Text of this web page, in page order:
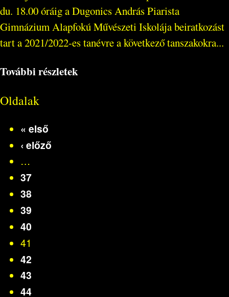
du. 18.00 óráig a Dugonics András Piarista
Gimnázium Alapfokú Művészeti Iskolája beiratkozást
tart a 2021/2022-es tanévre a következő tanszakokra...
További részletek
Oldalak
« első
‹ előző
…
37
38
39
40
41
42
43
44